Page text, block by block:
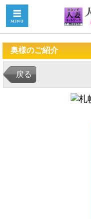
奥様のご紹介
戻る